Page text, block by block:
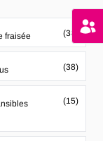
fraisée (38)
(38)
(15)